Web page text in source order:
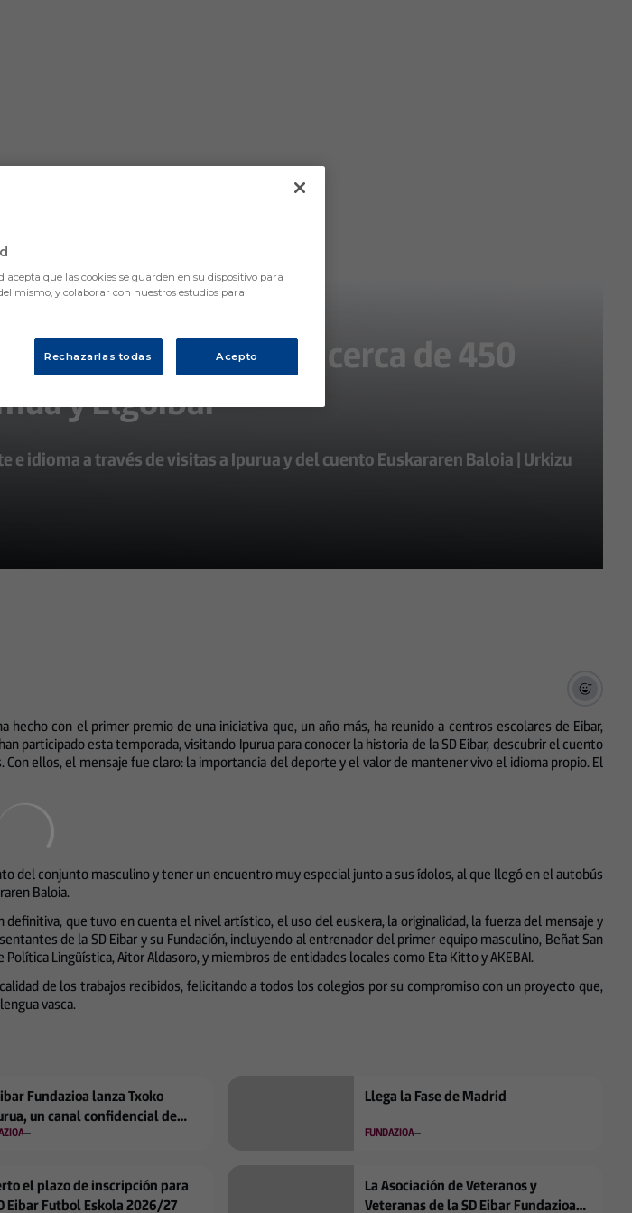
Baloia 2026, con cerca de 450
y Elgoibar
idioma a través de visitas a Ipurua y del cuento Euskararen Baloia | Urkizu
con el primer premio de una iniciativa que, un año más, ha reunido a centros escolares de Eibar,
participado esta temporada, visitando Ipurua para conocer la historia de la SD Eibar, descubrir el cuento
ellos, el mensaje fue claro: la importancia del deporte y el valor de mantener vivo el idioma propio. El
del conjunto masculino y tener un encuentro muy especial junto a sus ídolos, al que llegó en el autobús
Baloia.
que tuvo en cuenta el nivel artístico, el uso del euskera, la originalidad, la fuerza del mensaje y
de la SD Eibar y su Fundación, incluyendo al entrenador del primer equipo masculino, Beñat San
Lingüística, Aitor Aldasoro, y miembros de entidades locales como Eta Kitto y AKEBAI.
de los trabajos recibidos, felicitando a todos los colegios por su compromiso con un proyecto que,
vasca.
Fundazioa lanza Txoko
un canal confidencial de
para menores en los
Llega la Fase de Madrid
FUNDAZIOA
el plazo de inscripción para
Eibar Futbol Eskola 2026/27
La Asociación de Veteranos y
Veteranas de la SD Eibar Fundazioa
acepta que las cookies se guarden en su dispositivo para
mismo, y colaborar con nuestros estudios para
Rechazarlas todas Acepto